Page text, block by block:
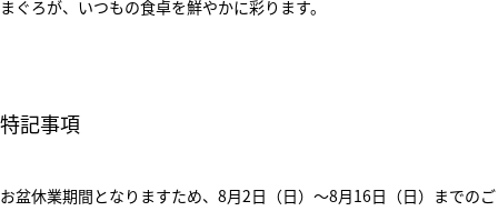
まぐろが、いつもの食卓を鮮やかに彩ります。
特記事項
お盆休業期間となりますため、8月2日（日）～8月16日（日）までのご